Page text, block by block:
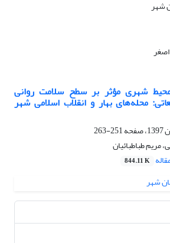
محیط شهری مؤثر بر سطح سلامت روانی
محله‌های بهار و انقلاب اسلامی شهر
251-263
مریم طباطبائیان
844.11 K